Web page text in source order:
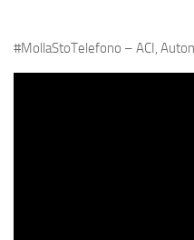
#MollaStoTelefono – ACI,